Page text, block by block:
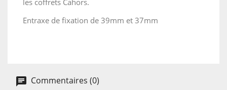
les coffrets Cahors.
Entraxe de fixation de 39mm et 37mm
Commentaires (0)